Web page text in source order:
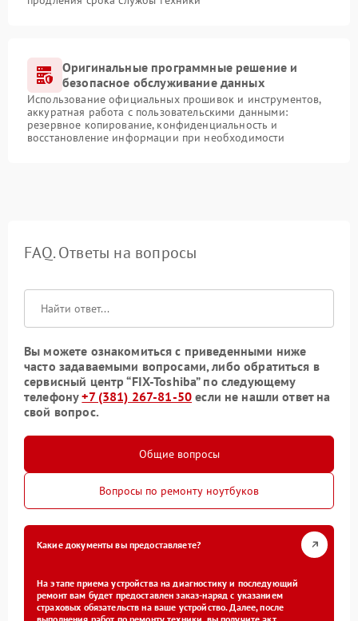
Оригинальные программные решение и
безопасное обслуживание данных
Использование официальных прошивок и инструментов,
аккуратная работа с пользовательскими данными:
резервное копирование, конфиденциальность и
восстановление информации при необходимости
FAQ. Ответы на вопросы
Вы можете ознакомиться с приведенными ниже
часто задаваемыми вопросами, либо обратиться в
сервисный центр “FIX-Toshiba” по следующему
телефону+7 (381) 267-81-50 если не нашли ответ на
свой вопрос.
Общие вопросы
Вопросы по ремонту ноутбуков
Какие документы вы предоставляете?
На этапе приема устройства на диагностику и последующий
ремонт вам будет предоставлен заказ-наряд с указанием
страховых обязательств на ваше устройство. Далее, после